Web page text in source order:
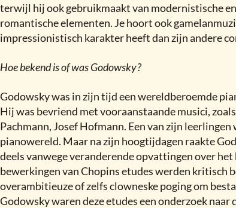
terwijl hij ook gebruikmaakt van modernistische
romantische elementen. Je hoort ook
impressionistisch karakter heeft dan zijn andere
Hoe bekend is of was Godowsky?
Godowsky was in zijn tijd een wereldberoemde
Hij was bevriend met vooraanstaande musici,
Pachmann, Josef Hofmann. Een van zijn
pianowereld. Maar na zijn hoogtijdagen raakte
deels vanwege veranderende opvattingen over
bewerkingen van Chopins etudes werden kritisch
overambitieuze of zelfs clowneske poging om
Godowsky waren deze etudes een onderzoek naar